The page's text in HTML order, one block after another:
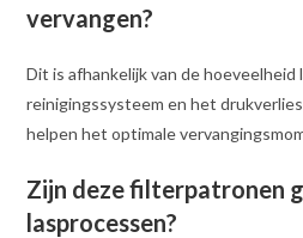
vervangen?
Dit is afhankelijk van de
reinigingssysteem en het
helpen het optimale
Zijn deze filterpatronen
lasprocessen?